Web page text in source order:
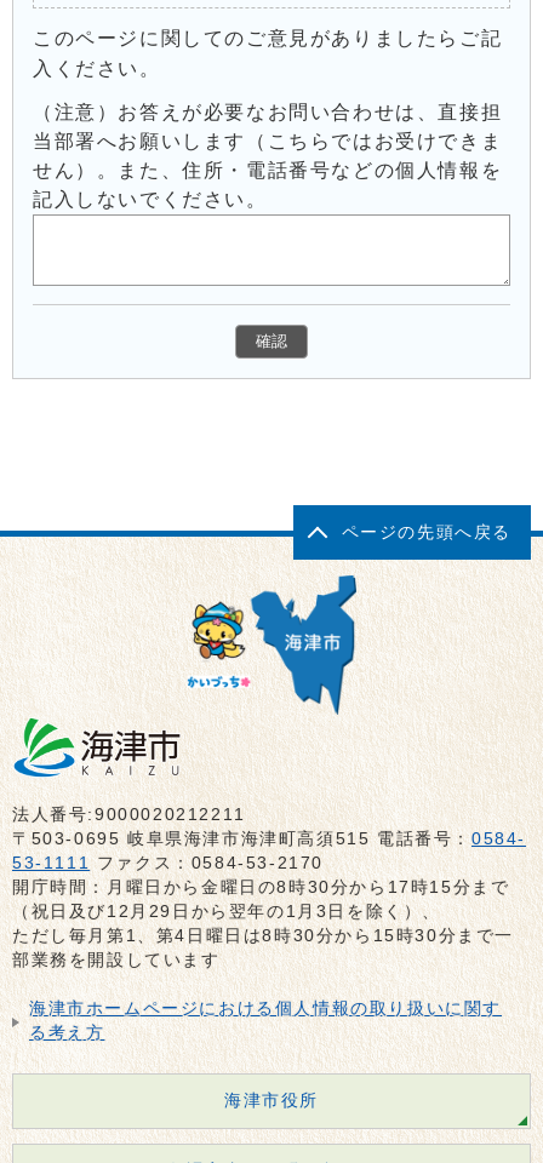
このページに関してのご意見がありましたらご記
入ください。
（注意）お答えが必要なお問い合わせは、直接担
当部署へお願いします（こちらではお受けできま
せん）。また、住所・電話番号などの個人情報を
記入しないでください。
ページの先頭へ戻る
法人番号:9000020212211
〒503-0695 岐阜県海津市海津町高須515 電話番号：0584-
53-1111 ファクス：0584-53-2170
開庁時間：月曜日から金曜日の8時30分から17時15分まで
（祝日及び12月29日から翌年の1月3日を除く）、
ただし毎月第1、第4日曜日は8時30分から15時30分まで一
部業務を開設しています
海津市ホームページにおける個人情報の取り扱いに関す
る考え方
海津市役所